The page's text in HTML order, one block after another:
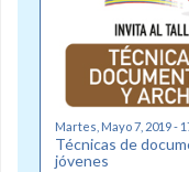
Martes, Mayo 7, 2019 -
Técnicas de
jóvenes